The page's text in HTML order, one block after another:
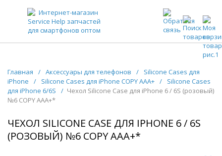
ЗАПЧАСТИ ДЛЯ ТЕЛЕФОНОВ ОПТОМ
Главная / Аксессуары для телефонов /
Silicone Cases для
iPhone
/ Silicone Cases для iPhone COPY AAA+ /
Silicone Cases
для iPhone 6/6S
/ Чехол Silicone Case для iPhone 6 / 6S (розовый)
№6 COPY AAA+*
ЧЕХОЛ SILICONE CASE ДЛЯ IPHONE 6 / 6S
(РОЗОВЫЙ) №6 COPY AAA+*